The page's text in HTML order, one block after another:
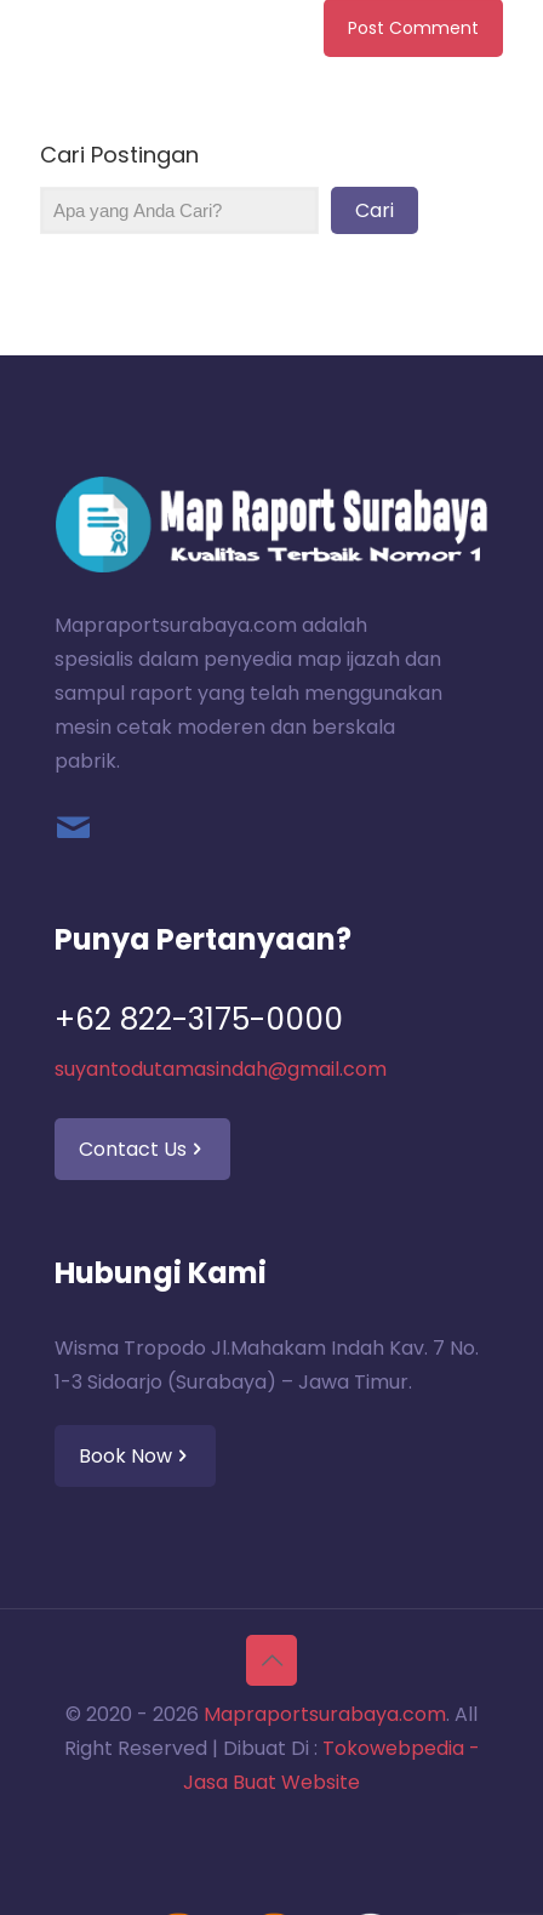
Cari Postingan
Cari
Mapraportsurabaya.com adalah
spesialis dalam penyedia map ijazah dan
sampul raport yang telah menggunakan
mesin cetak moderen dan berskala
pabrik.
Punya Pertanyaan?
+62 822-3175-0000
suyantodutamasindah@gmail.com
Contact Us
Hubungi Kami
Wisma Tropodo Jl.Mahakam Indah Kav. 7 No.
1-3 Sidoarjo (Surabaya) – Jawa Timur.
Book Now
© 2020 - 2026 Mapraportsurabaya.com. All
Right Reserved | Dibuat Di : Tokowebpedia -
Jasa Buat Website